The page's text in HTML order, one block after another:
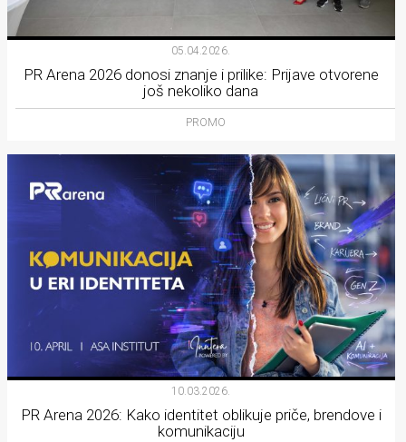
05.04.2026.
PR Arena 2026 donosi znanje i prilike: Prijave otvorene
još nekoliko dana
PROMO
10.03.2026.
PR Arena 2026: Kako identitet oblikuje priče, brendove i
komunikaciju